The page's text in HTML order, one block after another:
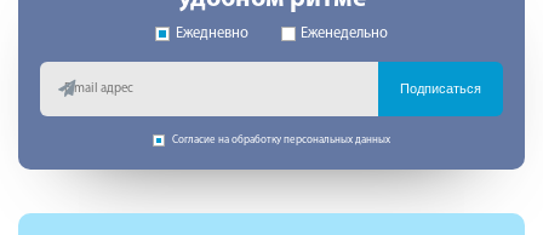
Ежедневно Еженедельно
Подписаться
Согласие на обработку персональных данных